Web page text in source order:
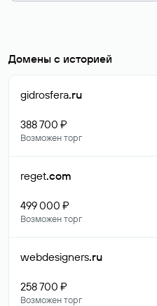
Домены с историей
gidrosfera.ru
388 700 ₽
Возможен торг
reget.com
499 000 ₽
Возможен торг
webdesigners.ru
258 700 ₽
Возможен торг